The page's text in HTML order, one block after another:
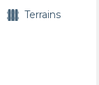
Terrains